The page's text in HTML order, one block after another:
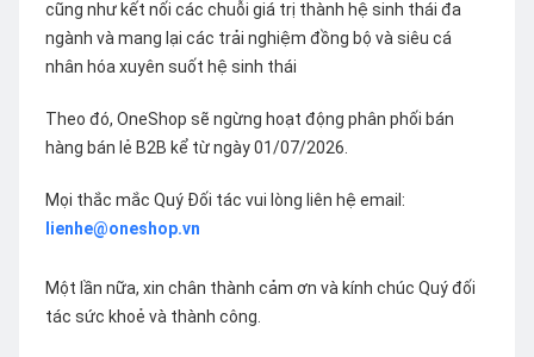
cũng như kết nối các chuỗi giá trị thành hệ sinh thái đa
ngành và mang lại các trải nghiệm đồng bộ và siêu cá
nhân hóa xuyên suốt hệ sinh thái
Theo đó, OneShop sẽ ngừng hoạt động phân phối bán
hàng bán lẻ B2B kể từ ngày 01/07/2026.
Mọi thắc mắc Quý Đối tác vui lòng liên hệ email:
lienhe@oneshop.vn
Một lần nữa, xin chân thành cảm ơn và kính chúc Quý đối
tác sức khoẻ và thành công.